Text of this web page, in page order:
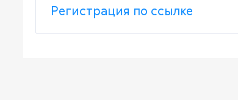
Регистрация по ссылке